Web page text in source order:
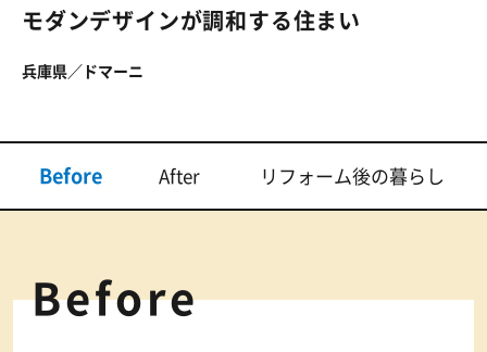
モダンデザインが調和する住まい
兵庫県／ドマーニ
Before After リフォーム後の暮らし
Before